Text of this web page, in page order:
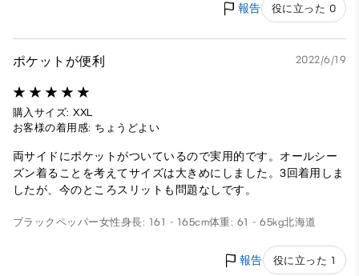
報告 役に立った 0
ポケットが便利 2022/6/19
購入サイズ: XXL
お客様の着用感: ちょうどよい
両サイドにポケットがついているので実用的です。オールシー
ズン着ることを考えてサイズは大きめにしました。3回着用しま
したが、今のところスリットも問題なしです。
ブラックペッパー女性身長: 161 - 165cm体重: 61 - 65kg北海道
報告 役に立った 1